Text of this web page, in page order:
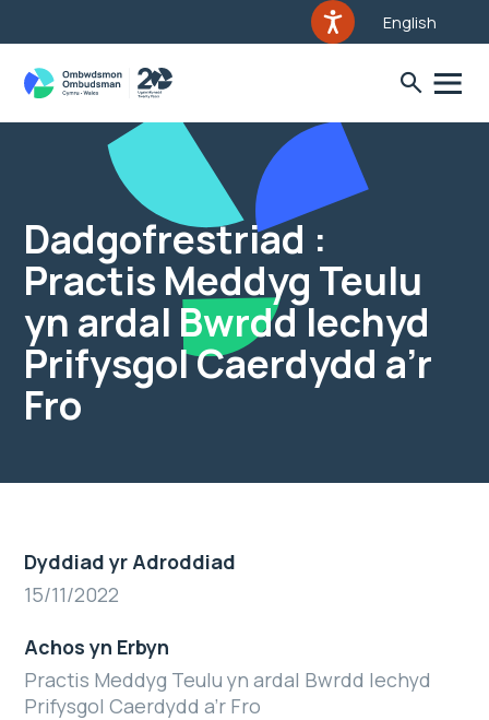
English
Dadgofrestriad :
Practis Meddyg Teulu
yn ardal Bwrdd Iechyd
Prifysgol Caerdydd a’r
Fro
Dyddiad yr Adroddiad
15/11/2022
Achos yn Erbyn
Practis Meddyg Teulu yn ardal Bwrdd Iechyd
Prifysgol Caerdydd a’r Fro